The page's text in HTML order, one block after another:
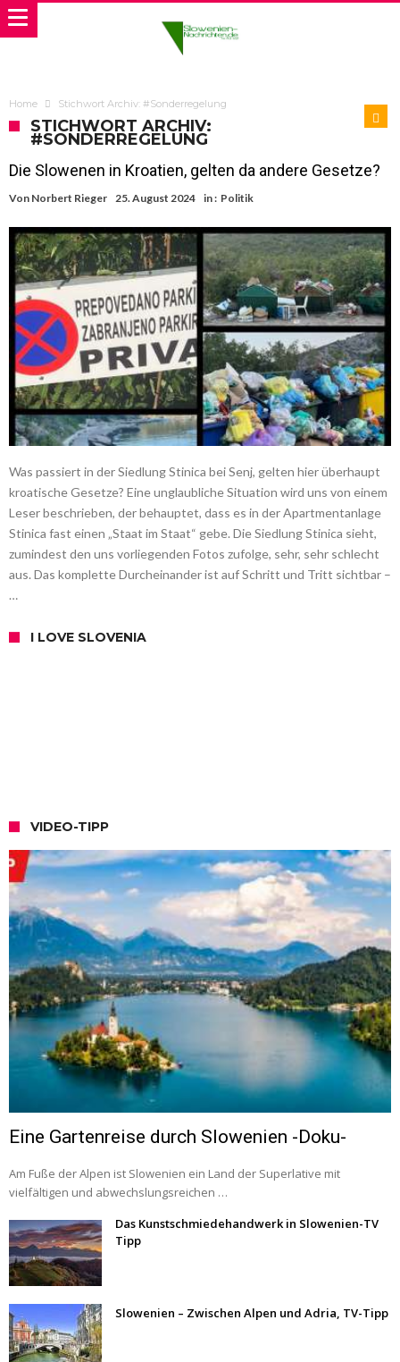
Home Stichwort Archiv: #Sonderregelung
STICHWORT ARCHIV:
#SONDERREGELUNG
Die Slowenen in Kroatien, gelten da andere Gesetze?
Von Norbert Rieger 25. August 2024 in : Politik
Was passiert in der Siedlung Stinica bei Senj, gelten hier überhaupt
kroatische Gesetze? Eine unglaubliche Situation wird uns von einem
Leser beschrieben, der behauptet, dass es in der Apartmentanlage
Stinica fast einen „Staat im Staat“ gebe. Die Siedlung Stinica sieht,
zumindest den uns vorliegenden Fotos zufolge, sehr, sehr schlecht
aus. Das komplette Durcheinander ist auf Schritt und Tritt sichtbar –
…
I LOVE SLOVENIA
VIDEO-TIPP
Eine Gartenreise durch Slowenien -Doku-
Am Fuße der Alpen ist Slowenien ein Land der Superlative mit
vielfältigen und abwechslungsreichen …
Das Kunstschmiedehandwerk in Slowenien-TV
Tipp
Slowenien – Zwischen Alpen und Adria, TV-Tipp